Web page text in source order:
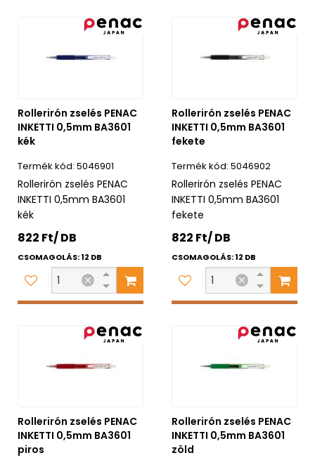
Rollerirón zselés PENAC
INKETTI 0,5mm BA3601
kék
5046901
Rollerirón zselés PENAC
INKETTI 0,5mm BA3601
kék
822 Ft/ DB
CSOMAGOLÁS: 12 DB
Rollerirón zselés PENAC
INKETTI 0,5mm BA3601
fekete
5046902
Rollerirón zselés PENAC
INKETTI 0,5mm BA3601
fekete
822 Ft/ DB
CSOMAGOLÁS: 12 DB
Rollerirón zselés PENAC
INKETTI 0,5mm BA3601
piros
Rollerirón zselés PENAC
INKETTI 0,5mm BA3601
zöld